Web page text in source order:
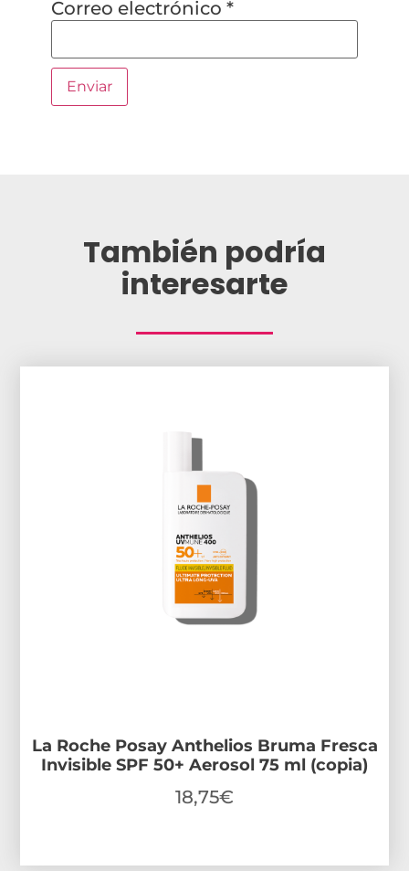
Correo electrónico *
También podría
interesarte
La Roche Posay Anthelios Bruma Fresca
Invisible SPF 50+ Aerosol 75 ml (copia)
18,75€